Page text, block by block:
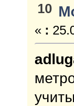
10
« :